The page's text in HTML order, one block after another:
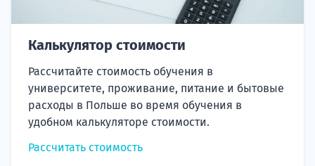
Калькулятор стоимости
Рассчитайте стоимость обучения в
университете, проживание, питание и бытовые
расходы в Польше во время обучения в
удобном калькуляторе стоимости.
Рассчитать стоимость